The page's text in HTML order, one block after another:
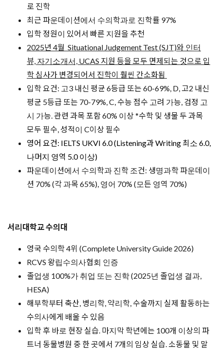
로 진학
최근 파운데이션에서 수의학과로 진학률 97%
입학 정원이 있어서 빠른 지원을 추천
2025년 4월 Situational Judgement Test (SJT)와 인터
뷰, 자기소개서, UCAS 지원 등을 모두 면제되는 것으로 입
학 심사가 변경되어서 진학이 훨씬 간소화됨
입학 요건: 고3 내신 평균 6등급 또는 60-69%, D, 고2 내신
평균 5등급 또는 70-79%, C, 수능 점수 고려 가능, 검정 고
시 가능. 관련 과목 포함 60% 이상 *수학 및 생물 두 과목
모두 필수, 성적이 C이상 필수
영어 요건: IELTS UKVI 6.0 (Listening과 Writing 최소 6.0,
나머지 영역 5.0 이상)
파운데이션에서 수의학과 진학 조건: 생명과학 파운데이
션 70% (각 과목 65%), 영어 70% (모든 영역 70%)
서리대학교 수의대
영국 수의학 4위 (Complete University Guide 2026)
RCVS 왕립수의사협회 인증
졸업생 100%가 취업 또는 진학 (2025년 졸업생 결과,
HESA)
해부학부터 축산, 병리학, 약리학, 수술까지 실제 활동하는
수의사에게 배울 수 있음
입학 후 바로 현장 실습. 마지막 학년에는 100개 이상의 파
트너 동물병원 중 한 곳에서 7개의 임상 실습. 소동물 및 말